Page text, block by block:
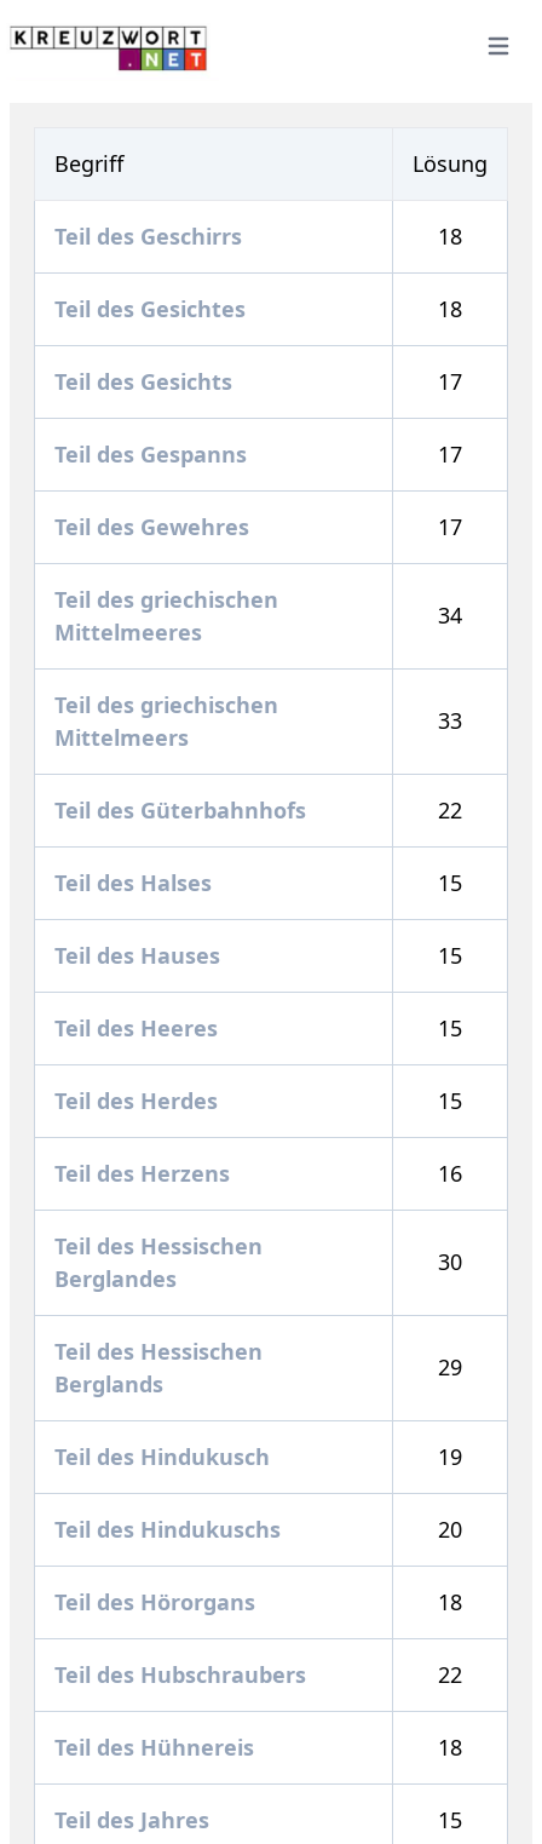
Open
Begriff Lösung
Teil des Geschirrs 18
Teil des Gesichtes 18
Teil des Gesichts 17
Teil des Gespanns 17
Teil des Gewehres 17
Teil des griechischen
Mittelmeeres
34
Teil des griechischen
Mittelmeers
33
Teil des Güterbahnhofs 22
Teil des Halses 15
Teil des Hauses 15
Teil des Heeres 15
Teil des Herdes 15
Teil des Herzens 16
Teil des Hessischen
Berglandes
30
Teil des Hessischen
Berglands
29
Teil des Hindukusch 19
Teil des Hindukuschs 20
Teil des Hörorgans 18
Teil des Hubschraubers 22
Teil des Hühnereis 18
Teil des Jahres 15